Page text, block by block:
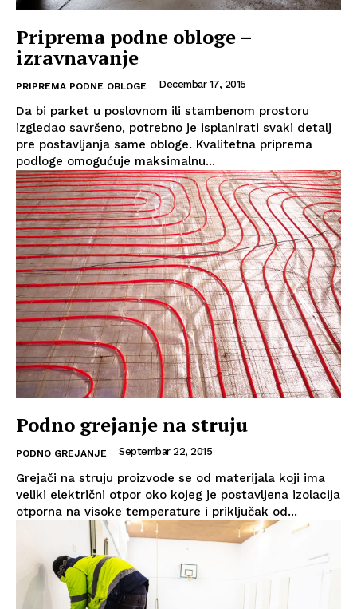
Priprema podne obloge –
izravnavanje
PRIPREMA PODNE OBLOGE Decembar 17, 2015
Da bi parket u poslovnom ili stambenom prostoru
izgledao savršeno, potrebno je isplanirati svaki detalj
pre postavljanja same obloge. Kvalitetna priprema
podloge omogućuje maksimalnu...
Podno grejanje na struju
PODNO GREJANJE Septembar 22, 2015
Grejači na struju proizvode se od materijala koji ima
veliki električni otpor oko kojeg je postavljena izolacija
otporna na visoke temperature i priključak od...